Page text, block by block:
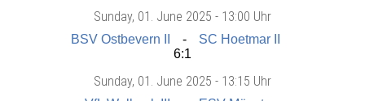
Sunday, 01. June 2025 - 13:00 Uhr
BSV Ostbevern II
SC Hoetmar II
6:1
Sunday, 01. June 2025 - 13:15 Uhr